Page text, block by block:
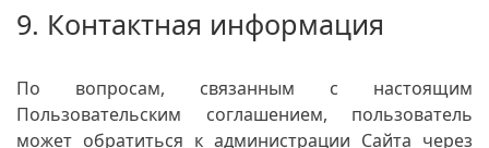
9. Контактная информация
По вопросам, связанным с настоящим
Пользовательским соглашением, пользователь
может обратиться к администрации Сайта через